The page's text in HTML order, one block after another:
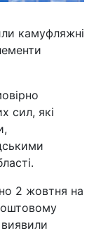
камуфляжні
сил, які
2 жовтня на
виявили